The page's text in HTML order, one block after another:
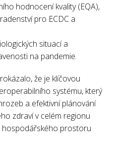
hodnocení kvality (EQA),
pro ECDC a
situací a
na pandemie.
že je klíčovou
systému, který
a efektivní plánování
zdraví v celém regionu
hospodářského prostoru